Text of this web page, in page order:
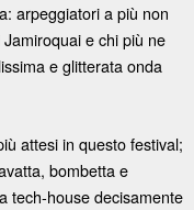
arpeggiatori a più non
e chi più ne
e glitterata onda
attesi in questo festival;
bombetta e
tech-house decisamente